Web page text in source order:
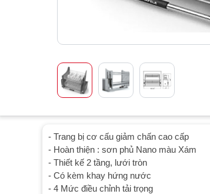
- Trang bị cơ cấu giảm chấn cao cấp
- Hoàn thiện : sơn phủ Nano màu Xám
- Thiết kế 2 tầng, lưới tròn
- Có kèm khay hứng nước
- 4 Mức điều chỉnh tải trọng